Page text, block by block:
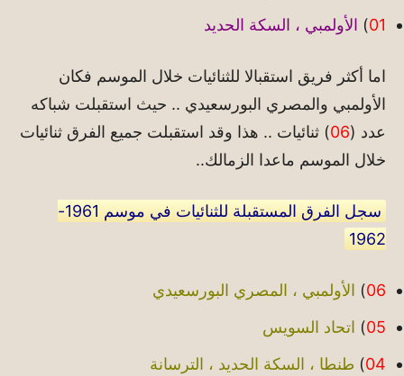
01
) الأولمبي ، السكة الحديد
اما أكثر فريق استقبالا للثنائيات خلال الموسم فكان
الأولمبي والمصري البورسعيدي .. حيث استقبلت شباكه
عدد (06) ثنائيات .. هذا وقد استقبلت جميع الفرق ثنائيات
خلال الموسم ماعدا الزمالك..
سجل الفرق المستقبلة للثنائيات في موسم 1961-
1962
06
) الأولمبي ، المصري البورسعيدي
05
) اتحاد السويس
04
) طنطا ، السكة الحديد ، الترسانة